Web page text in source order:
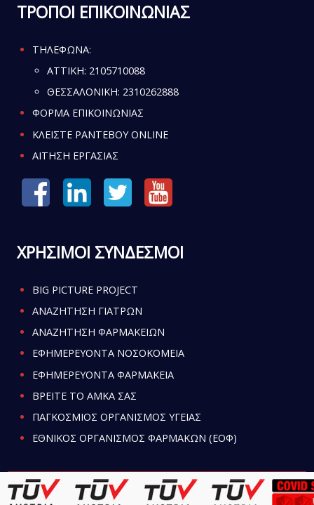
ΤΡΟΠΟΙ ΕΠΙΚΟΙΝΩΝΙΑΣ
ΤΗΛΕΦΩΝΑ:
ATTIKH: 2105710088
ΘΕΣΣΑΛΟΝΙΚΗ: 2310262888
ΦΟΡΜΑ ΕΠΙΚΟΙΝΩΝΙΑΣ
ΚΛΕΙΣΤΕ ΡΑΝΤΕΒΟΥ ONLINE
ΑΙΤΗΣΗ ΕΡΓΑΣΙΑΣ
ΧΡΗΣΙΜΟΙ ΣΥΝΔΕΣΜΟΙ
BIG PICTURE PROJECT
ΑΝΑΖΗΤΗΣΗ ΓΙΑΤΡΩΝ
ΑΝΑΖΗΤΗΣΗ ΦΑΡΜΑΚΕΙΩΝ
ΕΦΗΜΕΡΕΥΟΝΤΑ ΝΟΣΟΚΟΜΕΙΑ
ΕΦΗΜΕΡΕΥΟΝΤΑ ΦΑΡΜΑΚΕΙΑ
ΒΡΕΙΤΕ ΤΟ ΑΜΚΑ ΣΑΣ
ΠΑΓΚΟΣΜΙΟΣ ΟΡΓΑΝΙΣΜΟΣ ΥΓΕΙΑΣ
ΕΘΝΙΚΟΣ ΟΡΓΑΝΙΣΜΟΣ ΦΑΡΜΑΚΩΝ (ΕΟΦ)